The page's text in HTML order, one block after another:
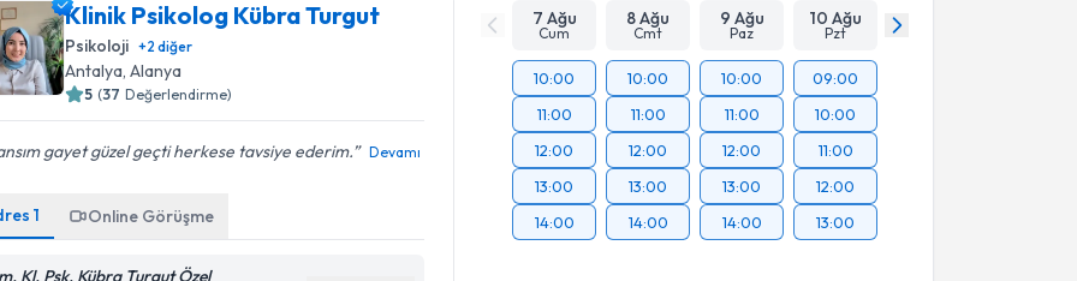
Klinik Psikolog Kübra Turgut
Psikoloji +2 diğer
Antalya, Alanya
5 (37 Değerlendirme)
gayet güzel geçti herkese tavsiye ederim. Devamı
1 Online Görüşme
Kl. Psk. Kübra Turgut Özel
7 Ağu
Cum
8 Ağu
Cmt
9 Ağu
Paz
10 Ağu
Pzt
10:00
11:00
12:00
13:00
14:00
10:00
11:00
12:00
13:00
14:00
10:00
11:00
12:00
13:00
14:00
09:00
10:00
11:00
12:00
13:00